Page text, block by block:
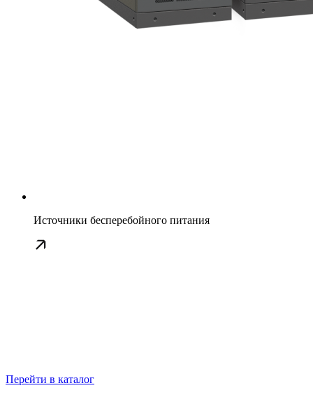
Источники бесперебойного питания
Перейти в каталог